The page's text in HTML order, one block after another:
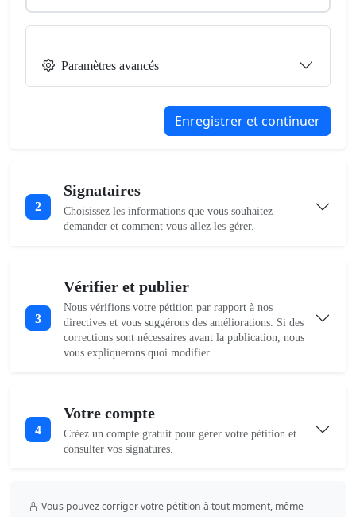
Paramètres avancés
Enregistrer et continuer
2
Signataires
Choisissez les informations que vous souhaitez
demander et comment vous allez les gérer.
3
Vérifier et publier
Nous vérifions votre pétition par rapport à nos
directives et vous suggérons des améliorations. Si des
corrections sont nécessaires avant la publication, nous
vous expliquerons quoi modifier.
4
Votre compte
Créez un compte gratuit pour gérer votre pétition et
consulter vos signatures.
Vous pouvez corriger votre pétition à tout moment, même